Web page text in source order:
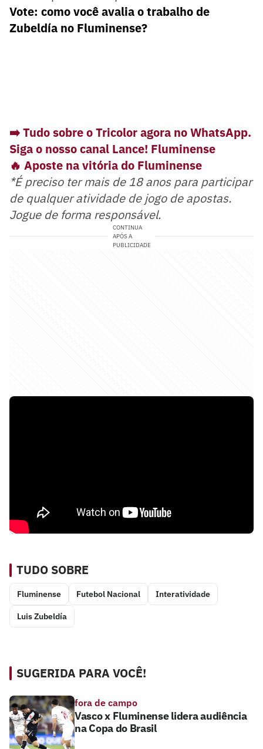
Vote: como você avalia o trabalho de
Zubeldía no Fluminense?
➡️ Tudo sobre o Tricolor agora no WhatsApp.
Siga o nosso canal Lance! Fluminense
🔥 Aposte na vitória do Fluminense
*É preciso ter mais de 18 anos para participar
de qualquer atividade de jogo de apostas.
Jogue de forma responsável.
CONTINUA
APÓS A
PUBLICIDADE
TUDO SOBRE
Fluminense Futebol Nacional Interatividade
Luis Zubeldía
SUGERIDA PARA VOCÊ!
fora de campo
Vasco x Fluminense lidera audiência
na Copa do Brasil